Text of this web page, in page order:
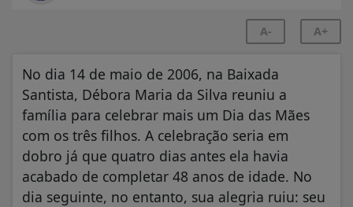
A- A+
No dia 14 de maio de 2006, na Baixada
Santista, Débora Maria da Silva reuniu a
família para celebrar mais um Dia das Mães
com os três filhos. A celebração seria em
dobro já que quatro dias antes ela havia
acabado de completar 48 anos de idade. No
dia seguinte, no entanto, sua alegria ruiu: seu